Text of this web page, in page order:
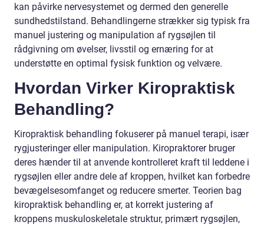
kan påvirke nervesystemet og dermed den generelle
sundhedstilstand. Behandlingerne strækker sig typisk fra
manuel justering og manipulation af rygsøjlen til
rådgivning om øvelser, livsstil og ernæring for at
understøtte en optimal fysisk funktion og velvære.
Hvordan Virker Kiropraktisk
Behandling?
Kiropraktisk behandling fokuserer på manuel terapi, især
rygjusteringer eller manipulation. Kiropraktorer bruger
deres hænder til at anvende kontrolleret kraft til leddene i
rygsøjlen eller andre dele af kroppen, hvilket kan forbedre
bevægelsesomfanget og reducere smerter. Teorien bag
kiropraktisk behandling er, at korrekt justering af
kroppens muskuloskeletale struktur, primært rygsøjlen,